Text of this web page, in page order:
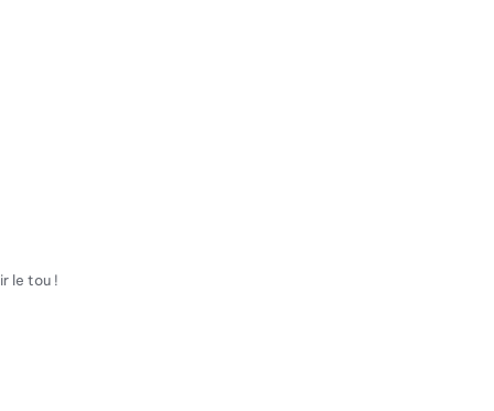
le tou !